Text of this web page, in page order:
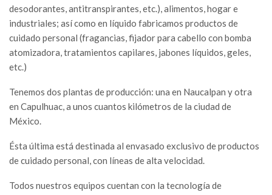
desodorantes, antitranspirantes, etc.), alimentos, hogar e
industriales; así como en líquido fabricamos productos de
cuidado personal (fragancias, fijador para cabello con bomba
atomizadora, tratamientos capilares, jabones líquidos, geles,
etc.)
Tenemos dos plantas de producción: una en Naucalpan y otra
en Capulhuac, a unos cuantos kilómetros de la ciudad de
México.
Ésta última está destinada al envasado exclusivo de productos
de cuidado personal, con líneas de alta velocidad.
Todos nuestros equipos cuentan con la tecnología de